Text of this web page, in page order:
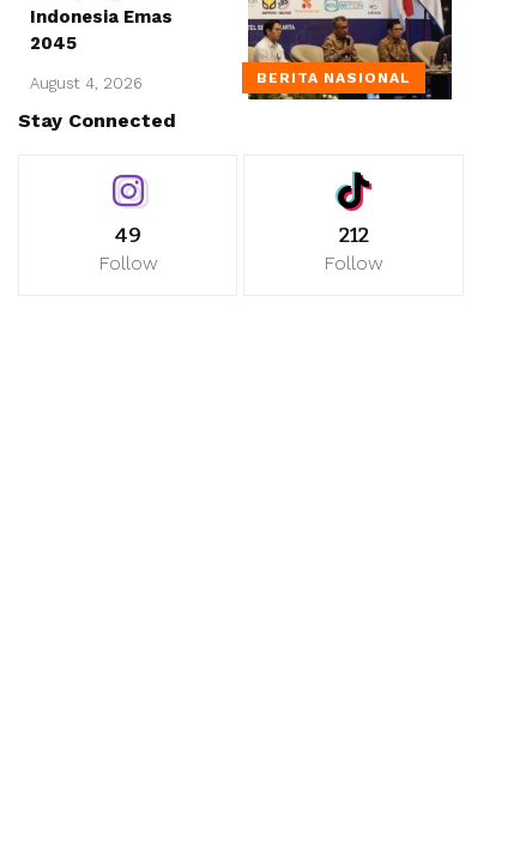
BERITA NASIONAL
Indonesia Emas
2045
August 4, 2026
Stay Connected
49
Follow
212
Follow